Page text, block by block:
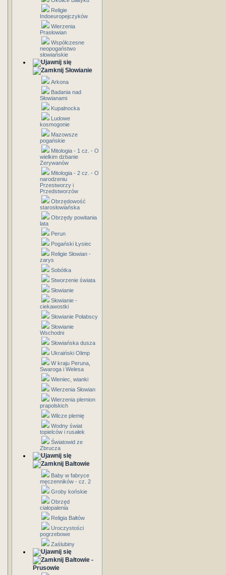
Religie
Indoeuropejczyków
Wierzenia
Prasłowian
Współczesne
neopogaństwo
słowiańskie
Słowianie
Arkona
Badania nad
Słowianami
Kupalnocka
Ludowe
kosmogonie
Mazowsze
pogańskie
Mitologia - 1 cz. - O
wielkim dzbanie
Zerywanów
Mitologia - 2 cz. - O
narodzeniu
Przestworzy i
Przedstworzów
Obrzędowość
starosłowiańska
Obrzędy powitania
lata
Perun
Pogański Łysiec
Religie Słowian -
zarys
Sobótka
Stworzenie świata
Słowianie
Słowianie -
ciekawostki
Słowianie Połabscy
Słowianie
Wschodni
Słowiańska dusza
Ukraiński Olimp
W kraju Peruna,
Swaroga i Welesa
Wieniec, wianki
Wierzenia Słowian
Wierzenia plemion
prapolskich
Wilcze plemię
Wodny świat
topielców i rusałek
Światowid ze
Zbrucza
Bałtowie
Baby w fabryce
męczenników - cz. 2
Groby końskie
Obrzęd
ciałopalenia
Religia Bałtów
Uroczystości
pogrzebowe
Zaślubiny
Bałtowie -
Prusowie